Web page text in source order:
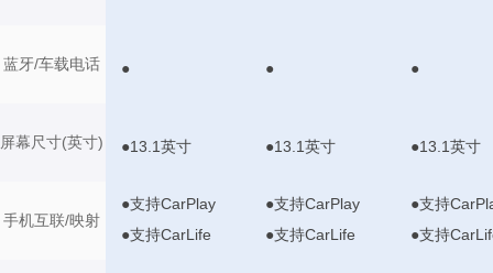
蓝牙/车载电话
屏幕尺寸(英寸)
手机互联/映射
● ● ●
●13.1英寸 ●13.1英寸 ●13.1英寸
●支持CarPlay
●支持CarLife
●支持CarPlay
●支持CarLife
●支持
●支持